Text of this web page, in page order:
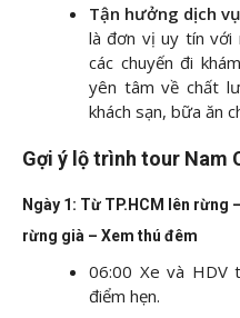
Tận hưởng dịch
là đơn vị uy tín với
các chuyến đi
yên tâm về chất
khách sạn, bữa ăn
Gợi ý lộ trình tour Nam
Ngày 1: Từ TP.HCM lên rừng
rừng già – Xem thú đêm
06:00 Xe và
điểm hẹn.